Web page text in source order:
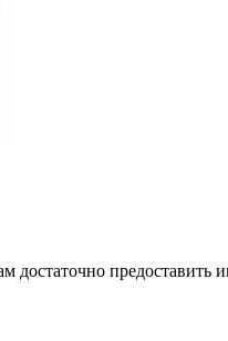
предоставить